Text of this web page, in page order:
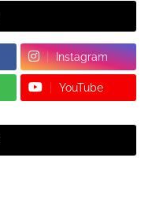
Instagram
YouTube